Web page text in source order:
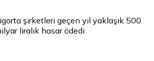
şirketleri geçen yıl yaklaşık 500
liralık hasar ödedi